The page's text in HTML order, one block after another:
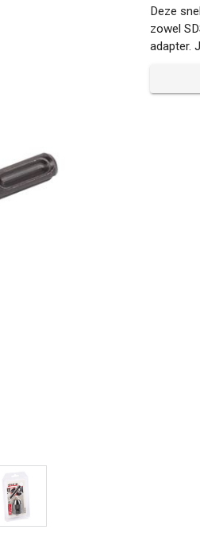
Deze
zowel
adapter.